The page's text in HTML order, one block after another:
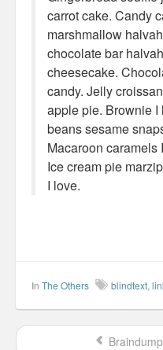
Vorsprung durch Technik
Wild Stuff
Psychos
Personal
30 Day Missions
carrot cake. Candy
marshmallow
chocolate bar
cheesecake.
candy. Jelly
apple pie. Brownie
beans sesame
Macaroon caramels
Ice cream pie
I love.
In The Others blindtext,